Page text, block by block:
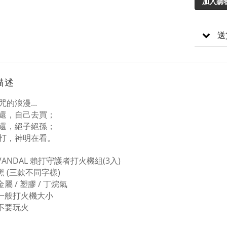
述
的浪漫...
，自己去買；
，絕子絕孫；
，神明在看。
賴打守護者打火機組(3入)
(三款不同字樣)
屬 / 塑膠 / 丁烷氣
般打火機大小
要玩火